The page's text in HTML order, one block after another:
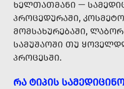
ᲮᲔᲚᲗᲐᲗᲛᲐᲜᲘ —
ᲞᲠᲝᲪᲔᲓᲣᲠᲐᲨᲘ,
ᲛᲝᲛᲡᲐᲮᲣᲠᲔᲑᲐᲨᲘ,
ᲡᲐᲛᲣᲨᲐᲝᲨᲘ ᲗᲣ
ᲞᲠᲝᲪᲔᲡᲨᲘ.
ᲠᲐ ᲢᲘᲞᲘᲡ